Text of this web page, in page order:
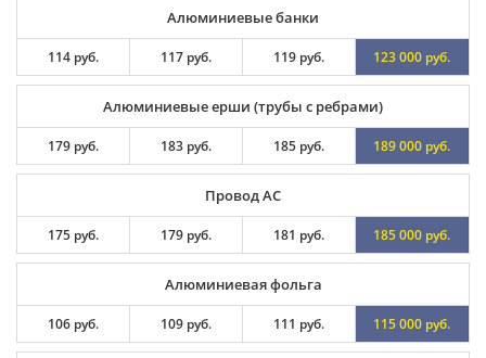
Алюминиевые банки
114 руб. 117 руб. 119 руб. 123 000 руб.
Алюминиевые ерши (трубы с ребрами)
179 руб. 183 руб. 185 руб. 189 000 руб.
Провод АС
175 руб. 179 руб. 181 руб. 185 000 руб.
Алюминиевая фольга
106 руб. 109 руб. 111 руб. 115 000 руб.